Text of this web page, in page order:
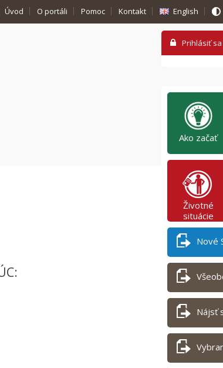
Úvod O portáli Pomoc Kontakt English
Ako začať
Životné
situácie
Nové
Nájsť